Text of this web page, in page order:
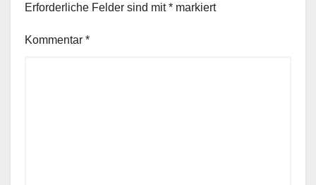
Erforderliche Felder sind mit* markiert
Kommentar *